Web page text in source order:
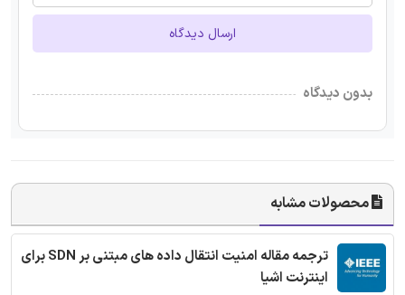
ارسال دیدگاه
بدون دیدگاه
محصولات مشابه
ترجمه مقاله امنیت انتقال داده های مبتنی بر SDN برای
اینترنت اشیا